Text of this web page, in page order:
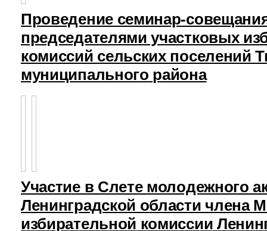
Проведение семинар-
председателями участковых
комиссий сельских поселений
муниципального района
Участие в Слете молодежного
Ленинградской области члена
избирательной комиссии